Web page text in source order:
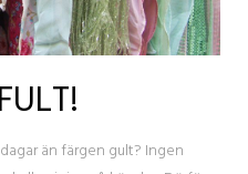
än färgen gult? Ingen